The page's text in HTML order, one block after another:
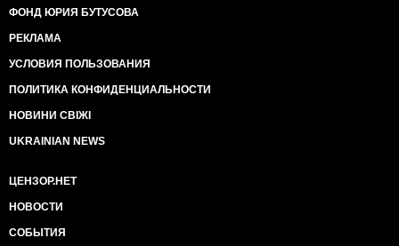
ФОНД ЮРИЯ БУТУСОВА
РЕКЛАМА
УСЛОВИЯ ПОЛЬЗОВАНИЯ
ПОЛИТИКА КОНФИДЕНЦИАЛЬНОСТИ
НОВИНИ СВІЖІ
UKRAINIAN NEWS
ЦЕНЗОР.НЕТ
НОВОСТИ
СОБЫТИЯ